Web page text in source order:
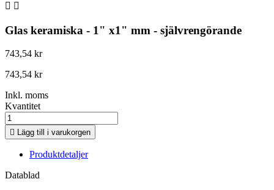
 
Glas keramiska - 1" x1" mm - självrengörande
743,54 kr
743,54 kr
Inkl. moms
Kvantitet
 Lägg till i varukorgen
Produktdetaljer
Datablad